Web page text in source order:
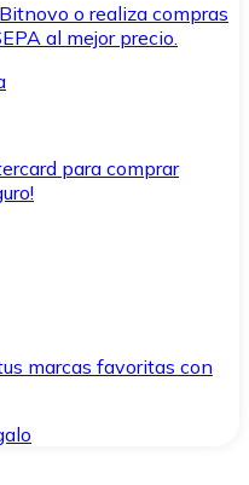
o realiza compras
al mejor precio.
para comprar
marcas favoritas con